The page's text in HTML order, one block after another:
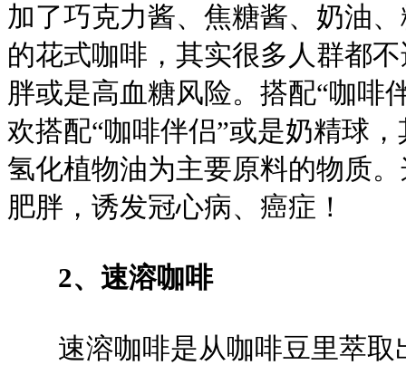
加了巧克力酱、焦糖酱、奶油
的花式咖啡，其实很多人群都
胖或是高血糖风险。搭配“咖啡
欢搭配“咖啡伴侣”或是奶精球
氢化植物油为主要原料的物质
肥胖，诱发冠心病、癌症！
2、速溶咖啡
速溶咖啡是从咖啡豆里萃取